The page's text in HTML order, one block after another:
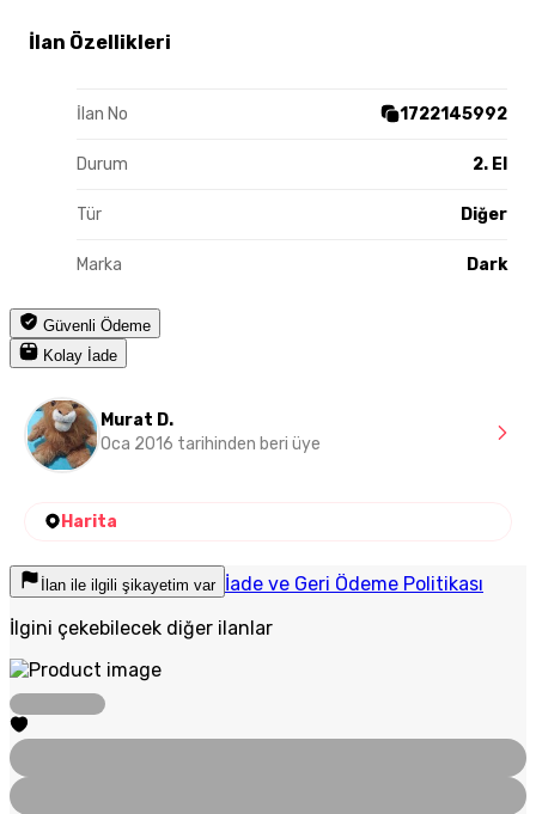
İlan Özellikleri
İlan No 1722145992
Durum 2. El
Tür Diğer
Marka Dark
Güvenli Ödeme
Kolay İade
Murat D.
Oca 2016 tarihinden beri üye
Harita
İlan ile ilgili şikayetim var İade ve Geri Ödeme Politikası
İlgini çekebilecek diğer ilanlar